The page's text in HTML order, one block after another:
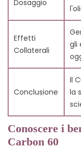
Dosaggio
Effetti
Collaterali
gli
Conclusione
Il
la
Conoscere i
Carbon 60